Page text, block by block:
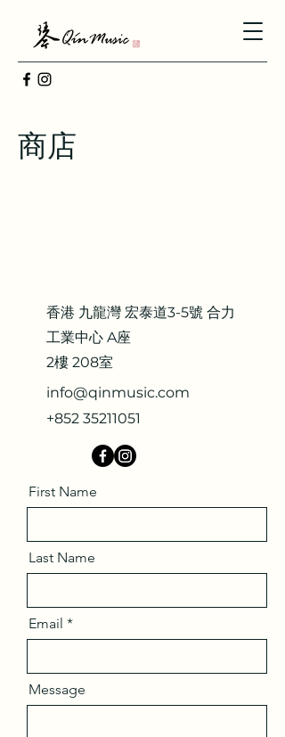
商店
香港 九龍灣 宏泰道3-5號 合力
工業中心 A座
2樓 208室
info@qinmusic.com
+852 35211051
First Name
Last Name
Email
Message